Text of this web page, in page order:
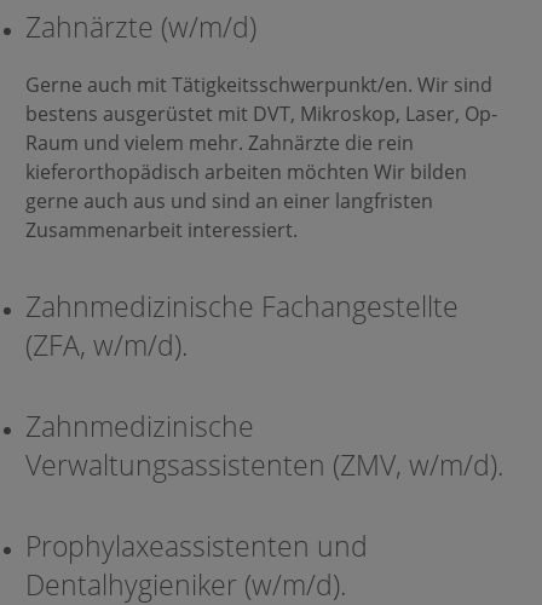
Zahnärzte (w/m/d)
Gerne auch mit Tätigkeitsschwerpunkt/en. Wir sind
bestens ausgerüstet mit DVT, Mikroskop, Laser, Op-
Raum und vielem mehr. Zahnärzte die rein
kieferorthopädisch arbeiten möchten Wir bilden
gerne auch aus und sind an einer langfristen
Zusammenarbeit interessiert.
Zahnmedizinische Fachangestellte
(ZFA, w/m/d).
Zahnmedizinische
Verwaltungsassistenten (ZMV, w/m/d).
Prophylaxeassistenten und
Dentalhygieniker (w/m/d).